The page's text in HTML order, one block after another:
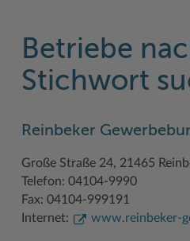
Ämter, Einrichtungen
Bürgerportal Stormarn ↗
Führerscheine
Formulare & Dokumente
Amtliche Bekanntmachungen
Ausschreibungen
Baustellen in Stormarn
Bildungskommune
Fachbereiche
Interessantes in und aus
Kreis Stormarn Porträt
Kreiskarte
Ausbildung beim Kreis Stormarn
Der Kreis als Arbeitgeber
Ihre Bewerbung
Initiativbewerbungen Verwaltung
Beruf und Familie im Hansebelt
Branchenverzeichnis
EG-Dienstleistungsrichtlinie (EG-
Handwerk für nachhaltiges
BahnRadWege
Frei- und Hallenbäder
Herrenhäuser
Kultur
Betriebe
Stichwort
Reinbeker
Große Straße 24, 21465
Telefon: 04104-9990
Fax: 04104-999191
Internet:
www.reinbeker-